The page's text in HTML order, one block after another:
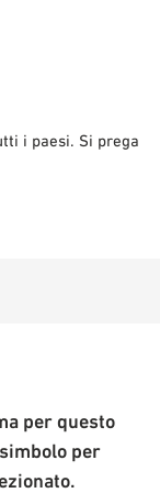
i paesi. Si prega
per questo
per